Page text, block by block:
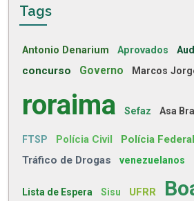
Tags
Antonio Denarium Aprovados
concurso Governo Marcos
roraima Sefaz Asa
FTSP Polícia Civil Polícia Federal
Tráfico de Drogas venezuelanos
Lista de Espera Sisu UFRR